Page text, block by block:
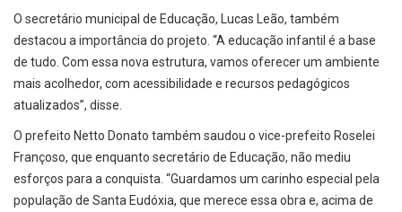
O secretário municipal de Educação, Lucas Leão, também
destacou a importância do projeto. “A educação infantil é a base
de tudo. Com essa nova estrutura, vamos oferecer um ambiente
mais acolhedor, com acessibilidade e recursos pedagógicos
atualizados”, disse.
O prefeito Netto Donato também saudou o vice-prefeito Roselei
Françoso, que enquanto secretário de Educação, não mediu
esforços para a conquista. “Guardamos um carinho especial pela
população de Santa Eudóxia, que merece essa obra e, acima de